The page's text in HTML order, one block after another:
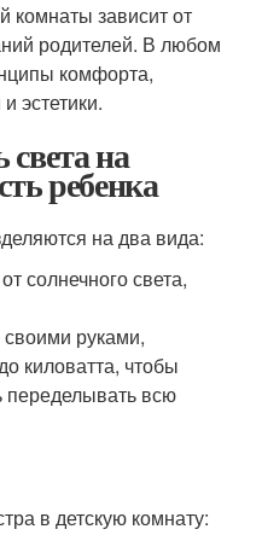
комнаты зависит от
родителей. В любом
комфорта,
эстетики.
на
ребенка
на два вида:
солнечного света,
своими руками,
киловатта, чтобы
переделывать всю
в детскую комнату: